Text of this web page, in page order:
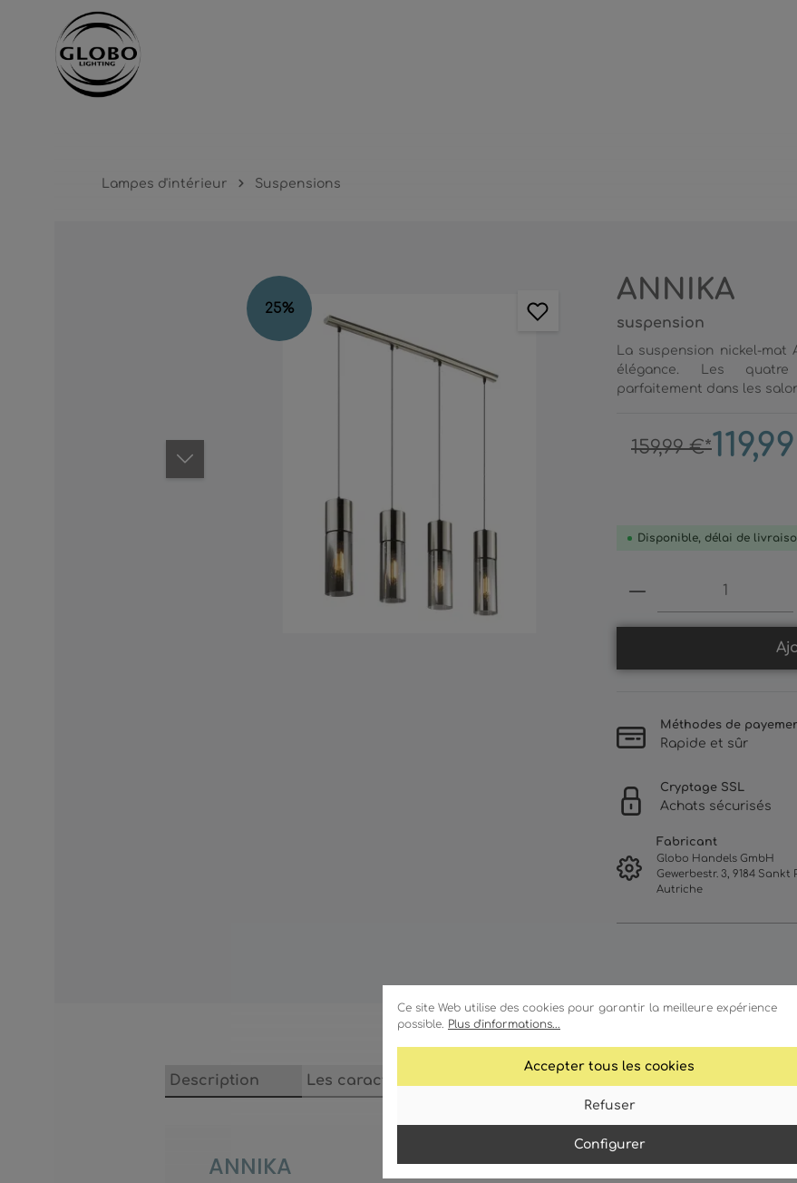
Ce site Web utilise des cookies pour garantir la meilleure expérience
possible. Plus d'informations...
Accepter tous les cookies
Refuser
Configurer
Passer à la navigation principale
Lampes d'intérieur Suspensions
Ignorer la galerie d'images
25%
ANNIKA
suspension
La suspension nickel-mat
élégance. Les quatre
parfaitement dans les
159,99 €*
Disponible, délai de
Produkt
Méthodes de
Rapide et sûr
Cryptage SSL
Achats sécurisés
Fabricant
Globo Handels GmbH
Gewerbestr. 3, 9184 Sankt
Autriche
Description Les caractéristiques
ANNIKA